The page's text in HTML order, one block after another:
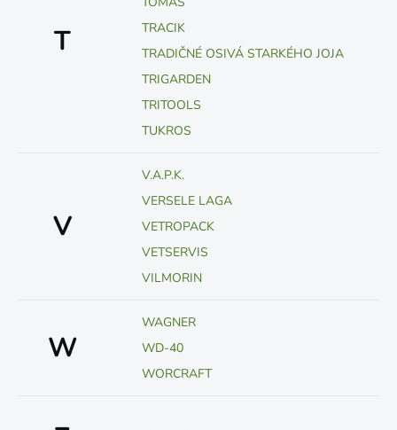
T
TRACIK
TRADIČNÉ OSIVÁ STARKÉHO JOJA
TRIGARDEN
TRITOOLS
TUKROS
V
V.A.P.K.
VERSELE LAGA
VETROPACK
VETSERVIS
VILMORIN
W
WAGNER
WD-40
WORCRAFT